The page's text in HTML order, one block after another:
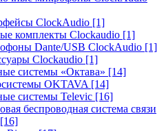
ClockAudio [1]
комплекты Clockaudio [1]
Dante/USB ClockAudio [1]
Clockaudio [1]
системы «Октава» [14]
OKTAVA [14]
системы Televic [16]
беспроводная система связи
[16]